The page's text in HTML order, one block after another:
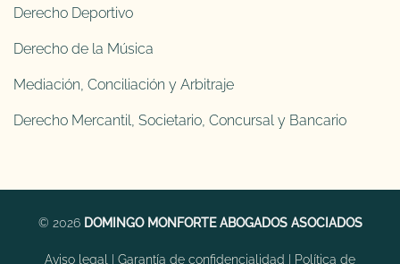
Derecho Deportivo
Derecho de la Música
Mediación, Conciliación y Arbitraje
Derecho Mercantil, Societario, Concursal y Bancario
© 2026 DOMINGO MONFORTE ABOGADOS ASOCIADOS
Aviso legal | Garantía de confidencialidad | Política de